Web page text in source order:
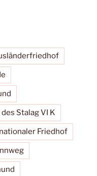
Stalag VI K
Friedhof